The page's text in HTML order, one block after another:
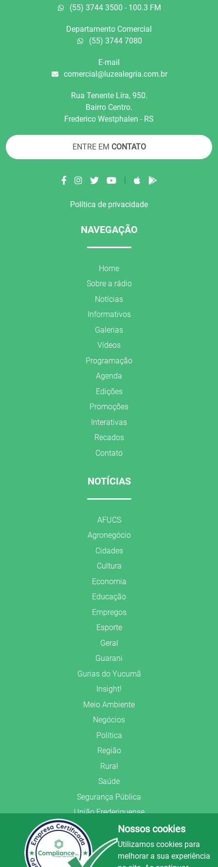
(55) 3744 3500 - 100.3 FM
Departamento Comercial
(55) 3744 7080
E-mail
comercial@luzealegria.com.br
Rua Tenente Líra, 950.
Bairro Centro.
Frederico Westphalen - RS
ENTRE EM CONTATO
|
Política de privacidade
NAVEGAÇÃO
Home
Sobre a rádio
Notícias
Informativos
Galerias
Vídeos
Programação
Agenda
Edições
Promoções
Interativas
Recados
Contato
NOTÍCIAS
AFUCS
Agronegócio
Cidades
Cultura
Economia
Educação
Empregos
Esporte
Geral
Guarani
Gurias do Yucumã
Insight!
Meio Ambiente
Negócios
Política
Região
Rural
Saúde
Segurança Pública
União Frederiquense
Nossos cookies
Utilizamos cookies para
melhorar a sua experiência